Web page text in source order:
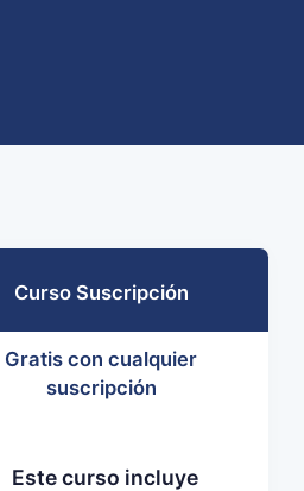
Curso Suscripción
Gratis con cualquier
suscripción
Este curso incluye